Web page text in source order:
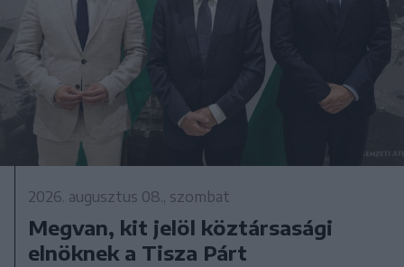
2026. augusztus 08., szombat
Megvan, kit jelöl köztársasági
elnöknek a Tisza Párt